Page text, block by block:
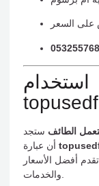
استخدام
الطائف ستجد
أفضل الأسعار